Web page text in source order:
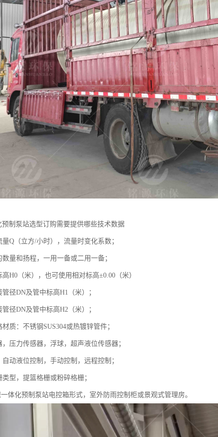
预制泵站选型订购需要提供哪些技术数据
Q（立方/小时），流量时变化系数；
量和扬程，一用一备或二用一备；
H0（米），也可使用相对标高±0.00（米）
径DN及管中标高H1（米）；
径DN及管中标高H2（米）；
质：不锈钢SUS304或热镀锌管件；
压力传感器，浮球，超声液位传感器；
动液位控制，手动控制，远程控制；
型，提篮格栅或粉碎格栅；
体化预制泵站电控箱形式，室外防雨控制柜或景观式管理房。